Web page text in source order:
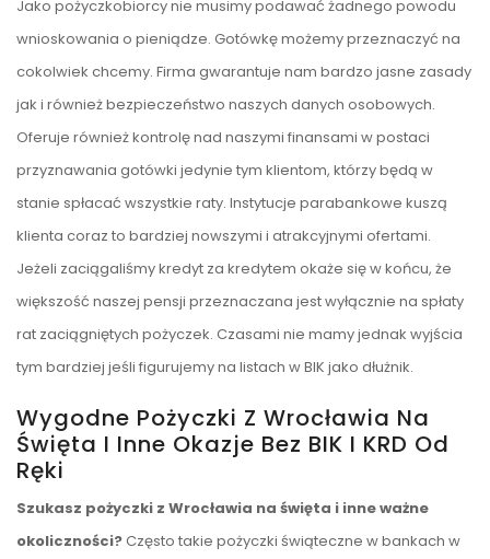
Jako pożyczkobiorcy nie musimy podawać żadnego powodu
wnioskowania o pieniądze. Gotówkę możemy przeznaczyć na
cokolwiek chcemy. Firma gwarantuje nam bardzo jasne zasady
jak i również bezpieczeństwo naszych danych osobowych.
Oferuje również kontrolę nad naszymi finansami w postaci
przyznawania gotówki jedynie tym klientom, którzy będą w
stanie spłacać wszystkie raty. Instytucje parabankowe kuszą
klienta coraz to bardziej nowszymi i atrakcyjnymi ofertami.
Jeżeli zaciągaliśmy kredyt za kredytem okaże się w końcu, że
większość naszej pensji przeznaczana jest wyłącznie na spłaty
rat zaciągniętych pożyczek. Czasami nie mamy jednak wyjścia
tym bardziej jeśli figurujemy na listach w BIK jako dłużnik.
Wygodne Pożyczki Z Wrocławia Na
Święta I Inne Okazje Bez BIK I KRD Od
Ręki
Szukasz pożyczki z Wrocławia na święta i inne ważne
okoliczności?Często takie pożyczki świąteczne w bankach w